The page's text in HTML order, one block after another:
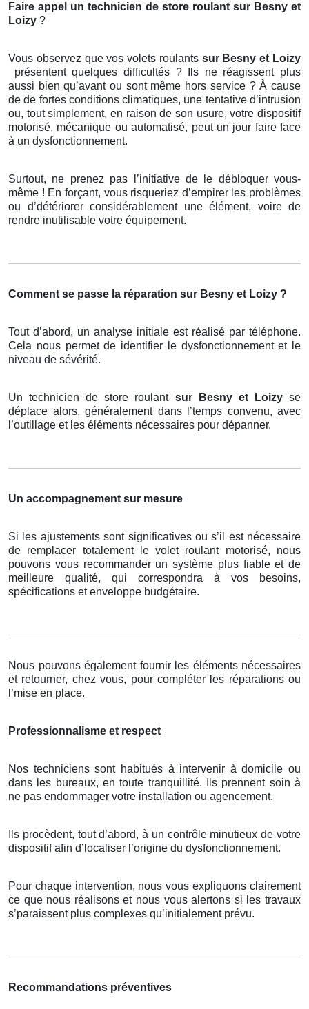
Faire appel un technicien de store roulant sur Besny et
Loizy ?
Vous observez que vos volets roulants sur Besny et Loizy
présentent quelques difficultés ? Ils ne réagissent plus
aussi bien qu’avant ou sont même hors service ? À cause
de de fortes conditions climatiques, une tentative d’intrusion
ou, tout simplement, en raison de son usure, votre dispositif
motorisé, mécanique ou automatisé, peut un jour faire face
à un dysfonctionnement.
Surtout, ne prenez pas l’initiative de le débloquer vous-
même ! En forçant, vous risqueriez d’empirer les problèmes
ou d’détériorer considérablement une élément, voire de
rendre inutilisable votre équipement.
Comment se passe la réparation sur Besny et Loizy ?
Tout d’abord, un analyse initiale est réalisé par téléphone.
Cela nous permet de identifier le dysfonctionnement et le
niveau de sévérité.
Un technicien de store roulant sur Besny et Loizyse
déplace alors, généralement dans l’temps convenu, avec
l’outillage et les éléments nécessaires pour dépanner.
Un accompagnement sur mesure
Si les ajustements sont significatives ou s’il est nécessaire
de remplacer totalement le volet roulant motorisé, nous
pouvons vous recommander un système plus fiable et de
meilleure qualité, qui correspondra à vos besoins,
spécifications et enveloppe budgétaire.
Nous pouvons également fournir les éléments nécessaires
et retourner, chez vous, pour compléter les réparations ou
l’mise en place.
Professionnalisme et respect
Nos techniciens sont habitués à intervenir à domicile ou
dans les bureaux, en toute tranquillité. Ils prennent soin à
ne pas endommager votre installation ou agencement.
Ils procèdent, tout d’abord, à un contrôle minutieux de votre
dispositif afin d’localiser l’origine du dysfonctionnement.
Pour chaque intervention, nous vous expliquons clairement
ce que nous réalisons et nous vous alertons si les travaux
s’paraissent plus complexes qu’initialement prévu.
Recommandations préventives